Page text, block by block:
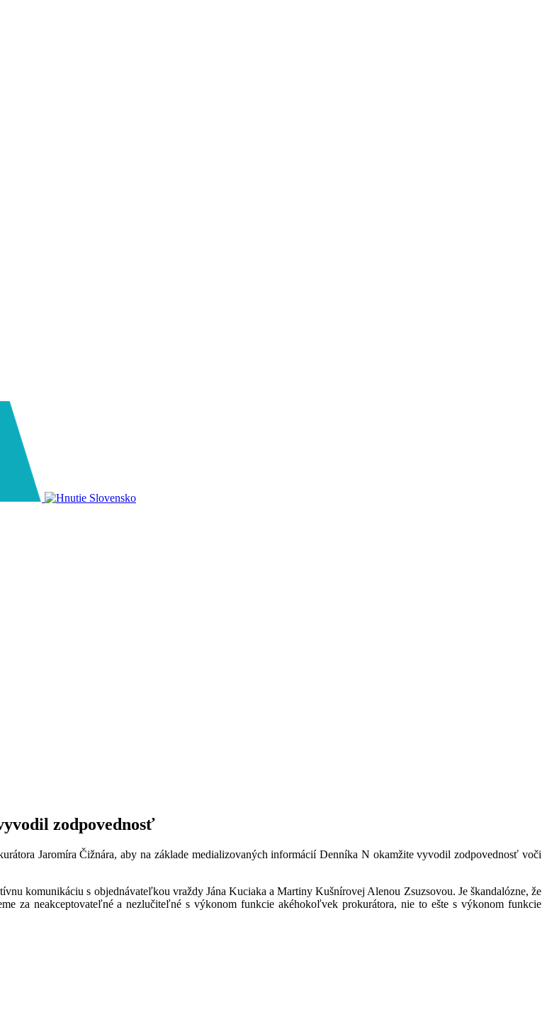
zodpovednosť
Jaromíra Čižnára, aby na základe medializovaných informácií Denníka N okamžite vyvodil zodpovednosť voči
komunikáciu s objednávateľkou vraždy Jána Kuciaka a Martiny Kušnírovej Alenou Zsuzsovou. Je škandalózne, že
za neakceptovateľné a nezlučiteľné s výkonom funkcie akéhokoľvek prokurátora, nie to ešte s výkonom funkcie